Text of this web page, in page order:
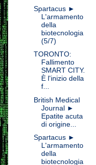
Spartacus ►
L'armamento
della
biotecnologia
(5/7)
TORONTO:
Fallimento
SMART CITY.
È l'inizio della
f...
British Medical
Journal ►
Epatite acuta
di origine...
Spartacus ►
L'armamento
della
biotecnologia